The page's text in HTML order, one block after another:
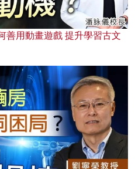
善用動畫遊戲 提升學習古文